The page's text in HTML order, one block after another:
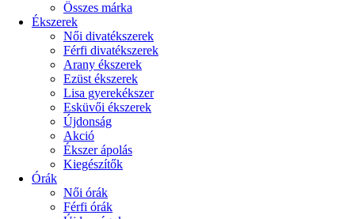
Összes márka
Ékszerek
Női divatékszerek
Férfi divatékszerek
Arany ékszerek
Ezüst ékszerek
Lisa gyerekékszer
Esküvői ékszerek
Újdonság
Akció
Ékszer ápolás
Kiegészítők
Órák
Női órák
Férfi órák